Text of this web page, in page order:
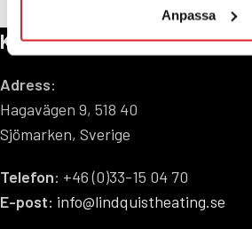
Anpassa
KONTAKTA OSS
Adress:
Hagavägen 9, 518 40
Sjömarken, Sverige
Telefon: +46 (0)33-15 04 70
E-post: info@lindquistheating.se